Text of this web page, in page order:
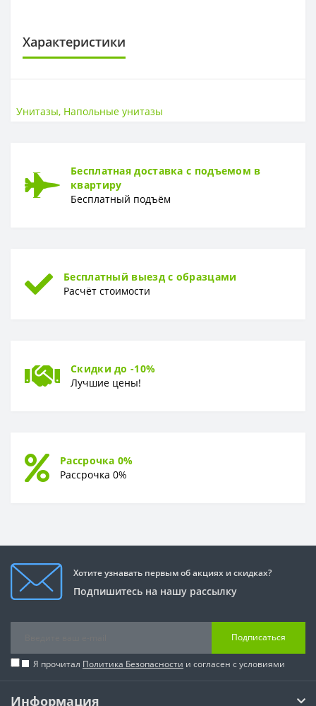
Характеристики
Страна
Ширина, см
ГАРАНТИЯ
Унитазы, Напольные унитазы
Бесплатная доставка с подъемом в
квартиру
Бесплатный подъём
Бесплатный выезд с образцами
Расчёт стоимости
Скидки до -10%
Лучшие цены!
Рассрочка 0%
Рассрочка 0%
Хотите узнавать первым об акциях и скидках?
Подпишитесь на нашу рассылку
Подписаться
Я прочитал Политика Безопасности и согласен с условиями
Информация